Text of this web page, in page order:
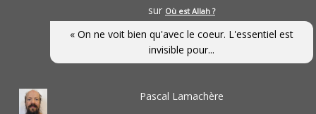
sur Où est Allah ?
« On ne voit bien qu'avec le coeur. L'essentiel est
invisible pour...
Pascal Lamachère